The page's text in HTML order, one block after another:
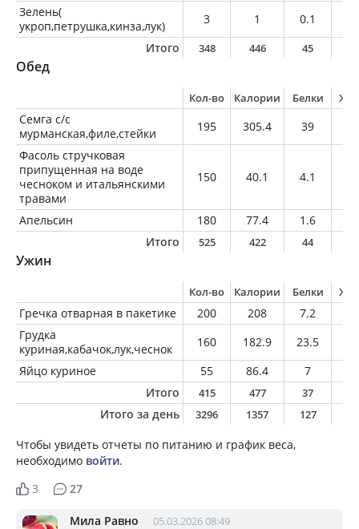
Зелень(
укроп,петрушка,кинза,лук)
3 1 0.1
Итого
348 446 45
Обед
Кол-во Калории Белки
Семга с/с
мурманская,филе,стейки
195 305.4 39
Фасоль стручковая
припущенная на воде
чесноком и итальянскими
травами
150 40.1 4.1
Апельсин 180 77.4 1.6
Итого
525 422 44
Ужин
Кол-во Калории Белки
Гречка отварная в пакетике 200 208 7.2
Грудка
куриная,кабачок,лук,чеснок
160 182.9 23.5
Яйцо куриное
55 86.4 7
Итого
415 477 37
Итого за день 3296 1357 127
Чтобы увидеть отчеты по питанию и график веса,
необходимо войти.
3
27
Мила Равно 05.03.2026 08:49